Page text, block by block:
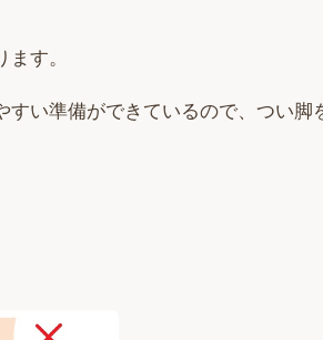
す。
い準備ができているので、つい脚